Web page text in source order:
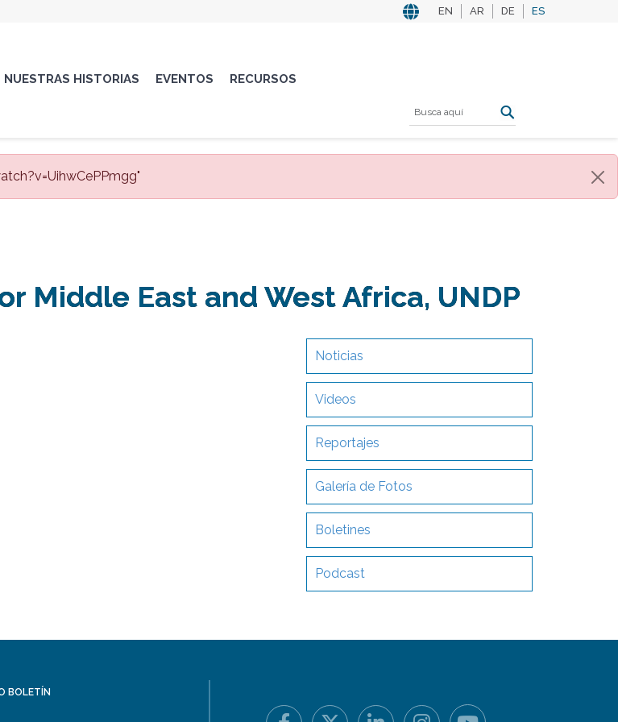
EN AR DE ES
NUESTRAS HISTORIAS EVENTOS RECURSOS
Middle East and West Africa, UNDP
Noticias
Videos
Reportajes
Galería de Fotos
Boletines
Podcast
BOLETÍN